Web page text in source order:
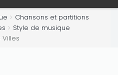
Chansons et partitions
Style de musique
Villes